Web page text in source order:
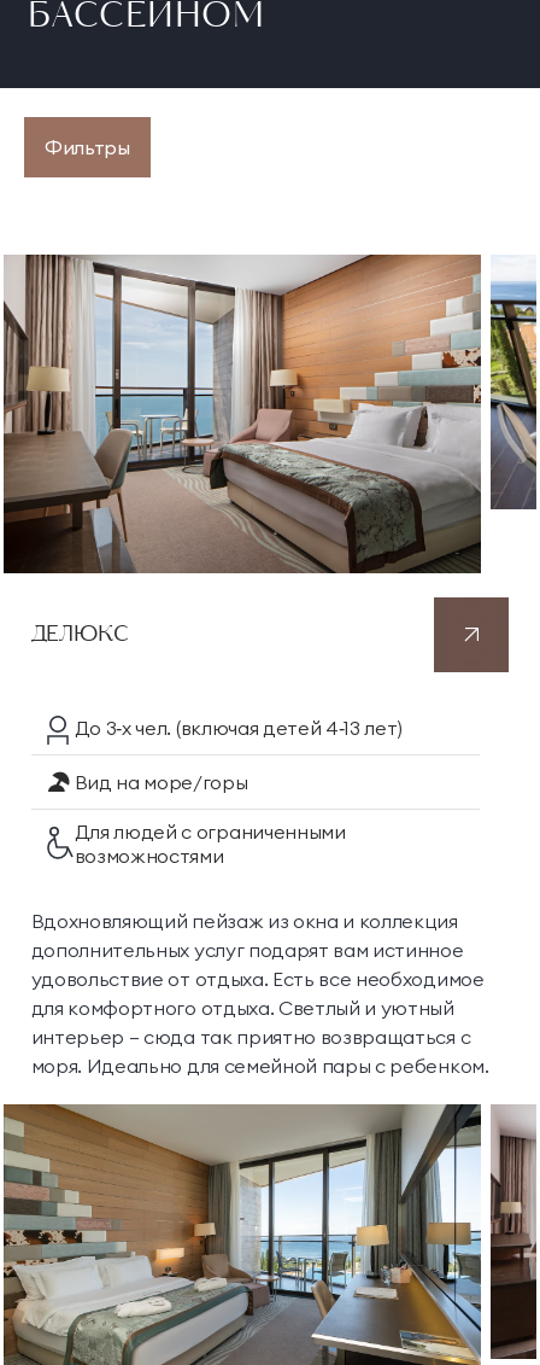
БАССЕЙНОМ
Фильтры
ДЕЛЮКС
До 3‑х чел. (включая детей 4‑13 лет)
Вид на море/горы
Для людей с ограниченными
возможностями
Вдохновляющий пейзаж из окна и коллекция
дополнительных услуг подарят вам истинное
удовольствие от отдыха. Есть все необходимое
для комфортного отдыха. Светлый и уютный
интерьер — сюда так приятно возвращаться с
моря. Идеально для семейной пары с ребенком.